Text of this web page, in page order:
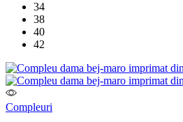
34
38
40
42
Compleuri